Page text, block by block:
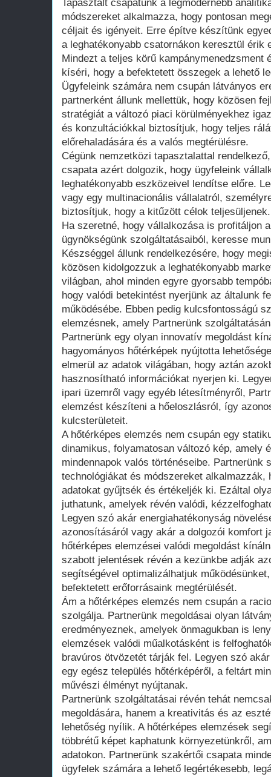
Tapasztalt csapatunk a legmodernebb
módszereket alkalmazza, hogy pontosan
céljait és igényeit. Erre építve készítünk
a leghatékonyabb csatornákon keresztül érik
Mindezt a teljes körű kampánymenedzsment
kíséri, hogy a befektetett összegek a lehető
Ügyfeleink számára nem csupán látványos
partnerként állunk mellettük, hogy közösen
stratégiát a változó piaci körülményekhez
és konzultációkkal biztosítjuk, hogy teljes
előrehaladására és a valós megtérülésre.
Cégünk nemzetközi tapasztalattal
csapata azért dolgozik, hogy ügyfeleink
leghatékonyabb eszközeivel lendítse előre.
vagy egy multinacionális vállalatról,
biztosítjuk, hogy a kitűzött célok teljesüljenek.
Ha szeretné, hogy vállalkozása is profitáljon
ügynökségünk szolgáltatásaiból, keresse
Készséggel állunk rendelkezésére, hogy
közösen kidolgozzuk a leghatékonyabb
világban, ahol minden egyre gyorsabb
hogy valódi betekintést nyerjünk az általunk
működésébe. Ebben pedig kulcsfontosságú
elemzésnek, amely Partnerünk
Partnerünk egy olyan innovatív megoldást
hagyományos hőtérképek nyújtotta
elmerül az adatok világában, hogy aztán
hasznosítható információkat nyerjen ki.
ipari üzemről vagy egyéb létesítményről,
elemzést készíteni a hőeloszlásról, így
kulcsterületeit.
A hőtérképes elemzés nem csupán egy
dinamikus, folyamatosan változó kép, amely
mindennapok valós történéseibe. Partnerünk
technológiákat és módszereket alkalmazzák,
adatokat gyűjtsék és értékeljék ki. Ezáltal
juthatunk, amelyek révén valódi,
Legyen szó akár energiahatékonyság
azonosításáról vagy akár a dolgozói komfort
hőtérképes elemzései valódi megoldást
szabott jelentések révén a kezünkbe adják
segítségével optimalizálhatjuk
befektetett erőforrásaink megtérülését.
Ám a hőtérképes elemzés nem csupán a
szolgálja. Partnerünk megoldásai olyan
eredményeznek, amelyek önmagukban is
elemzések valódi műalkotásként is
bravúros ötvözetét tárják fel. Legyen szó
egy egész település hőtérképéről, a feltárt
művészi élményt nyújtanak.
Partnerünk szolgáltatásai révén tehát
megoldására, hanem a kreativitás és az
lehetőség nyílik. A hőtérképes elemzések
többrétű képet kaphatunk környezetünkről,
adatokon. Partnerünk szakértői csapata
ügyfelek számára a lehető legértékesebb,